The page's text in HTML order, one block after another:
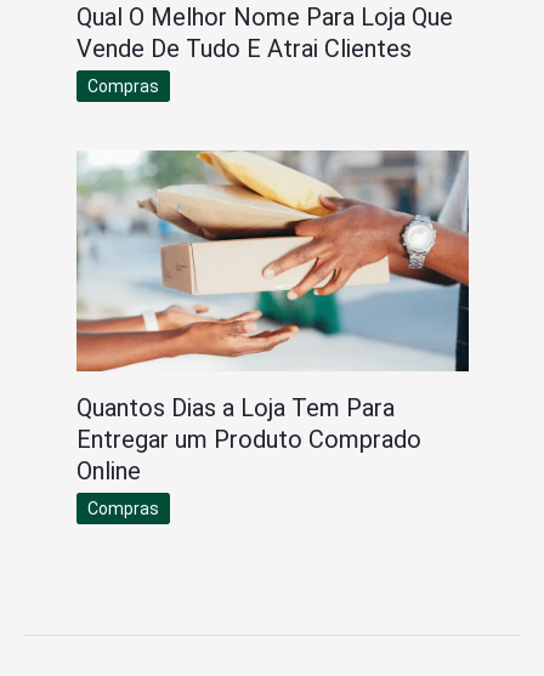
Qual O Melhor Nome Para Loja Que
Vende De Tudo E Atrai Clientes
Compras
Quantos Dias a Loja Tem Para
Entregar um Produto Comprado
Online
Compras